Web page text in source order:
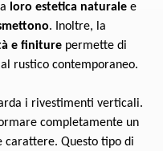
loro estetica naturale e
. Inoltre, la
e finiture permette di
rustico contemporaneo.
i rivestimenti verticali.
completamente un
carattere. Questo tipo di